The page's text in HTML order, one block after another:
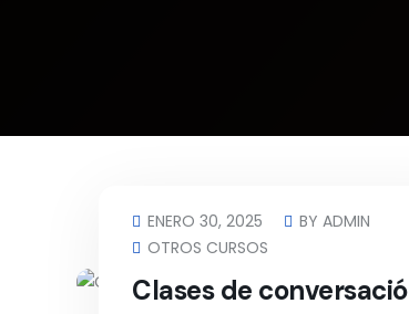
ENERO 30, 2025 BY ADMIN
OTROS CURSOS
Clases de conversación